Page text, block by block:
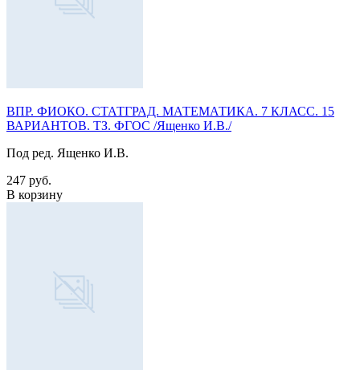
ВПР. ФИОКО. СТАТГРАД. МАТЕМАТИКА. 7 КЛАСС. 15
ВАРИАНТОВ. ТЗ. ФГОС /Ященко И.В./
Под ред. Ященко И.В.
247 руб.
В корзину